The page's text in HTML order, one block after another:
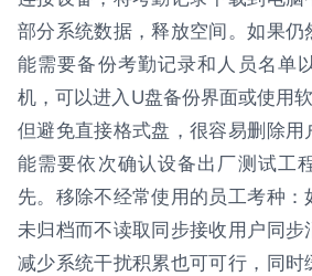
部分系统数据，释放空间。如果仍
能需要备份考勤记录和人员名单
机，可以进入U盘备份界面或使用
但避免直接格式盘，很容易删除用
能需要依次确认设备出厂测试工
先。移除不经常使用的员工考种
未归档而不读取同步接收用户同步
减少系统干扰积累也可可行，同时